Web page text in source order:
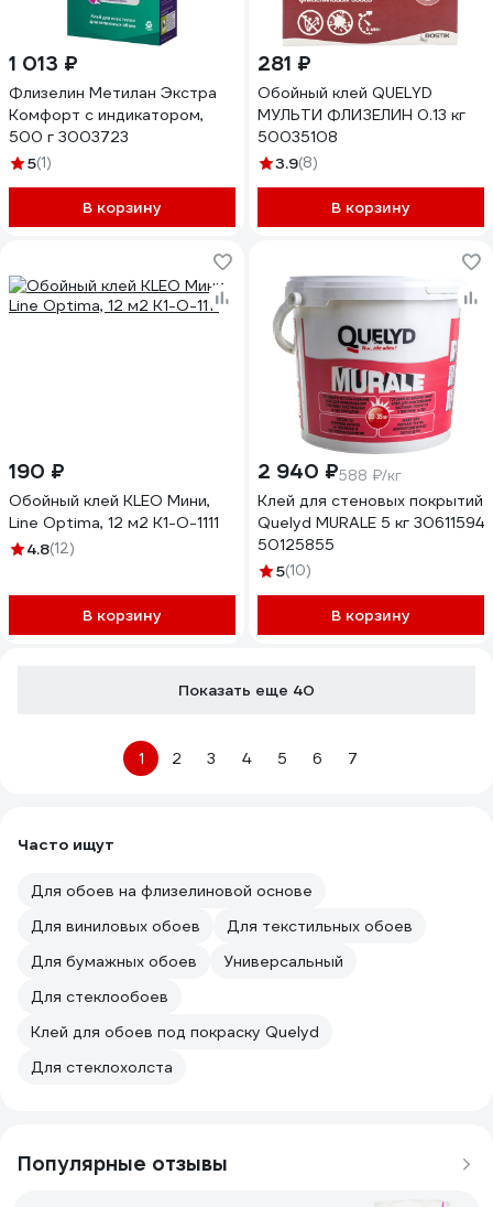
1 013 ₽
Флизелин Метилан Экстра
Комфорт с индикатором,
500 г 3003723
5(1)
В корзину
281 ₽
Обойный клей QUELYD
МУЛЬТИ ФЛИЗЕЛИН 0.13 кг
50035108
3.9(8)
В корзину
190 ₽
Обойный клей KLEO Мини,
Line Optima, 12 м2 К1-О-1111
4.8(12)
В корзину
2 940 ₽588 ₽/кг
Клей для стеновых покрытий
Quelyd MURALE 5 кг 30611594
50125855
5(10)
В корзину
Показать еще 40
1 2 3 4 5 6 7
Часто ищут
Для обоев на флизелиновой основе
Для виниловых обоев
Для текстильных обоев
Для бумажных обоев
Универсальный
Для стеклообоев
Клей для обоев под покраску Quelyd
Для стеклохолста
Популярные отзывы